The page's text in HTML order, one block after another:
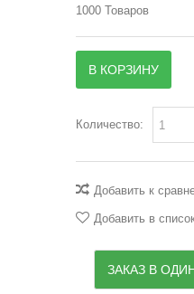
1000 Товаров
В КОРЗИНУ
Количество:
Добавить к
Добавить в
ЗАКАЗ В